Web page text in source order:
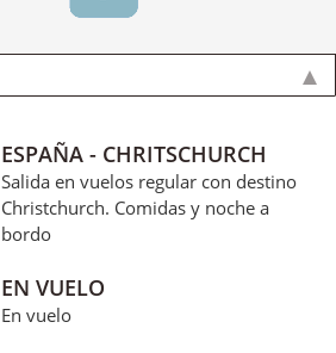
ESPAÑA - CHRITSCHURCH
Salida en vuelos regular con destino
Christchurch. Comidas y noche a
bordo
EN VUELO
En vuelo